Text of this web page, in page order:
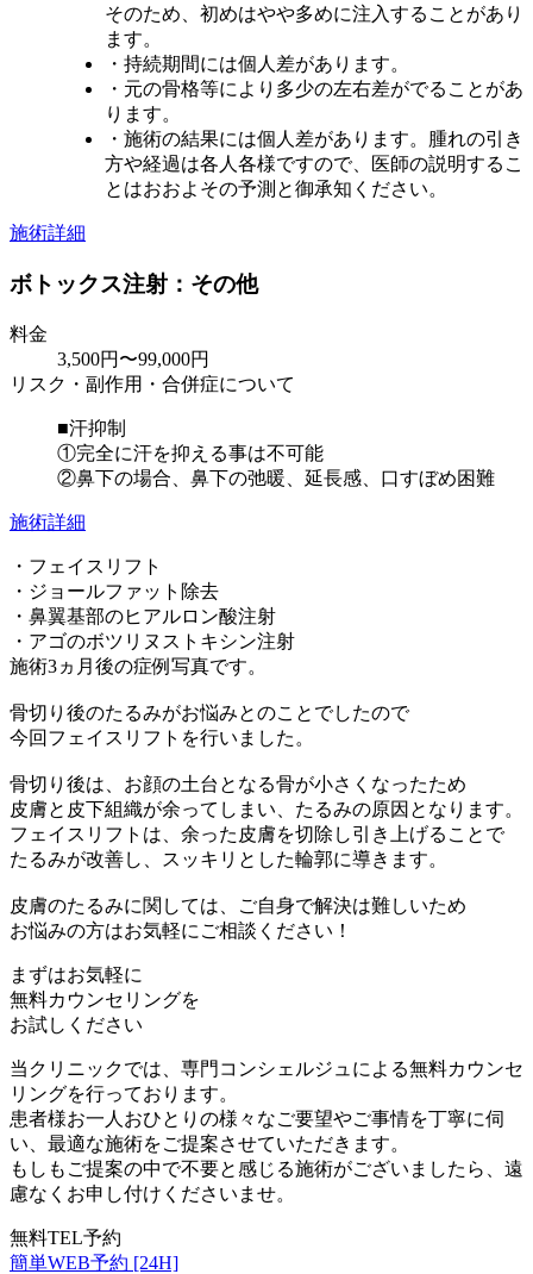
そのため、初めはやや多めに注入することがあり
ます。
・持続期間には個人差があります。
・元の骨格等により多少の左右差がでることがあ
ります。
・施術の結果には個人差があります。腫れの引き
方や経過は各人各様ですので、医師の説明するこ
とはおおよその予測と御承知ください。
施術詳細
ボトックス注射：その他
料金
3,500円〜99,000円
リスク・副作用・合併症について
■汗抑制
①完全に汗を抑える事は不可能
②鼻下の場合、鼻下の弛暖、延長感、口すぼめ困難
施術詳細
・フェイスリフト
・ジョールファット除去
・鼻翼基部のヒアルロン酸注射
・アゴのボツリヌストキシン注射
施術3ヵ月後の症例写真です。
骨切り後のたるみがお悩みとのことでしたので
今回フェイスリフトを行いました。
骨切り後は、お顔の土台となる骨が小さくなったため
皮膚と皮下組織が余ってしまい、たるみの原因となります。
フェイスリフトは、余った皮膚を切除し引き上げることで
たるみが改善し、スッキリとした輪郭に導きます。
皮膚のたるみに関しては、ご自身で解決は難しいため
お悩みの方はお気軽にご相談ください！
まずはお気軽に
無料カウンセリングを
お試しください
当クリニックでは、専門コンシェルジュによる無料カウンセ
リングを行っております。
患者様お一人おひとりの様々なご要望やご事情を丁寧に伺
い、最適な施術をご提案させていただきます。
もしもご提案の中で不要と感じる施術がございましたら、遠
慮なくお申し付けくださいませ。
無料TEL予約
簡単WEB予約 [24H]